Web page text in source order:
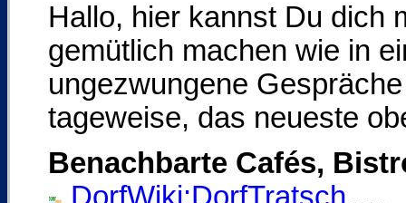
Hallo, hier kannst Du dich
gemütlich machen wie in
ungezwungene
tageweise, das neueste
Benachbarte Cafés,